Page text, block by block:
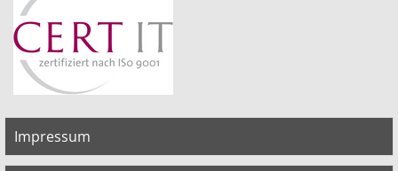
Impressum